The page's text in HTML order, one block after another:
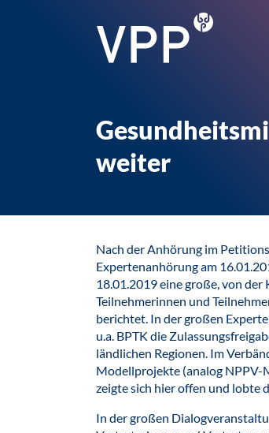
weiter
Nach der Anhörung im
Expertenanhörung am
18.01.2019 eine große, von
Teilnehmerinnen und
berichtet. In der großen
u.a. BPTK die
ländlichen Regionen. Im
Modellprojekte (analog
zeigte sich hier offen und lobte
In der großen